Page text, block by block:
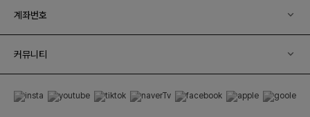
계좌번호
커뮤니티